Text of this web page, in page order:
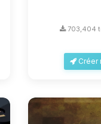
703,404
Créer